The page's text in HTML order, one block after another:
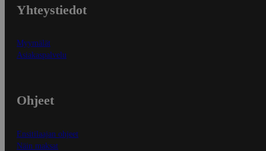
Yhteystiedot
Myymälät
Asiakaspalvelu
Ohjeet
Ensitilaajan ohjeet
Näin maksat